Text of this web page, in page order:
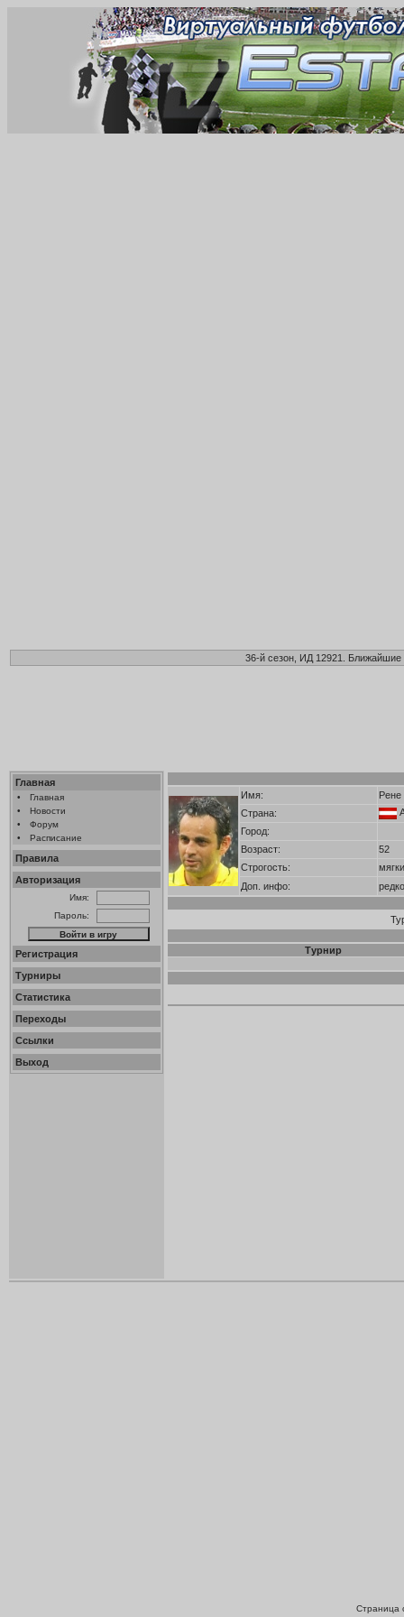
36-й сезон, ИД 12921.
Главная
•
Главная
•
Новости
•
Форум
•
Расписание
Правила
Авторизация
Имя:
Пароль:
Регистрация
Турниры
Статистика
Переходы
Ссылки
Выход
Имя:
Рене
Страна:
Город:
Возраст:
52
Строгость:
Доп. инфо:
Турнир
Страница